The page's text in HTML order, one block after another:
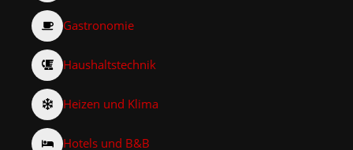
Gastronomie
Haushaltstechnik
Heizen und Klima
Hotels und B&B